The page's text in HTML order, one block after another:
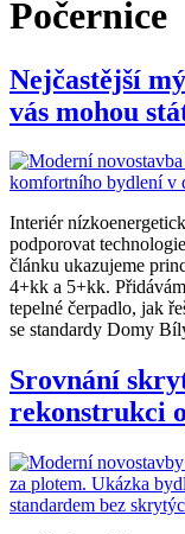
Počernice
Nejčastější
vás mohou
Interiér
podporovat
článku ukazujeme
4+kk a 5+kk.
tepelné čerpadlo, jak
se standardy Domy
Srovnání
rekonstrukci